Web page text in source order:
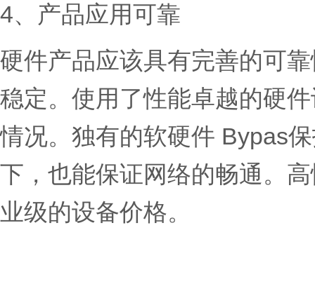
4、产品应用可靠
硬件产品应该具有完善的可
稳定。使用了性能卓越的硬
情况。独有的软硬件 Bypas
下，也能保证网络的畅通。
业级的设备价格。